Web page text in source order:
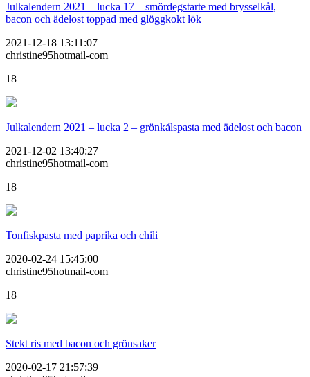
Julkalendern 2021 – lucka 17 – smördegstarte med brysselkål,
bacon och ädelost toppad med glöggkokt lök
2021-12-18 13:11:07
christine95hotmail-com
18
Julkalendern 2021 – lucka 2 – grönkålspasta med ädelost och bacon
2021-12-02 13:40:27
christine95hotmail-com
18
Tonfiskpasta med paprika och chili
2020-02-24 15:45:00
christine95hotmail-com
18
Stekt ris med bacon och grönsaker
2020-02-17 21:57:39